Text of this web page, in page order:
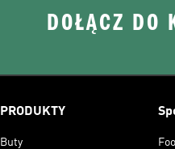
DOŁĄCZ DO
PRODUKTY
Buty